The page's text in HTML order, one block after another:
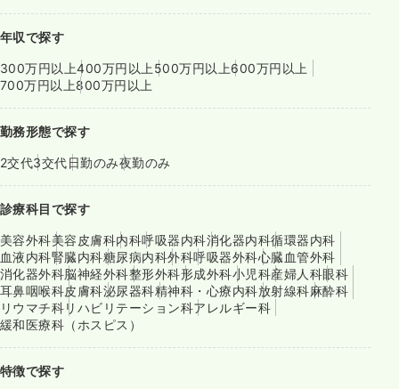
年収で探す
300万円以上400万円以上 500万円以上600万円以上
700万円以上800万円以上
勤務形態で探す
2交代3交代日勤のみ夜勤のみ
診療科目で探す
美容外科美容皮膚科内科呼吸器内科消化器内科循環器内科
血液内科腎臓内科糖尿病内科外科呼吸器外科心臓血管外科
消化器外科脳神経外科整形外科形成外科小児科産婦人科眼科
耳鼻咽喉科皮膚科泌尿器科精神科・心療内科放射線科麻酔科
リウマチ科リハビリテーション科アレルギー科
緩和医療科（ホスピス）
特徴で探す